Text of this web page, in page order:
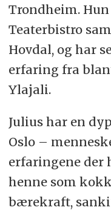
Trondheim.
Teaterbistro
Hovdal, og har
erfaring fra
Ylajali.
Julius har en
Oslo –
erfaringene der
henne som
bærekraft,